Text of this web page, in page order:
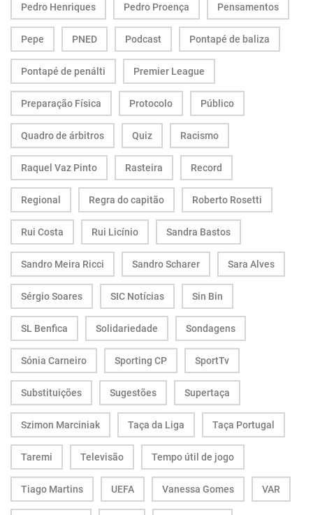
Pedro Henriques Pedro Proença Pensamentos
Pepe PNED Podcast Pontapé de baliza
Pontapé de penálti Premier League
Preparação Física Protocolo Público
Quadro de árbitros Quiz Racismo
Raquel Vaz Pinto Rasteira Record
Regional Regra do capitão Roberto Rosetti
Rui Costa Rui Licínio Sandra Bastos
Sandro Meira Ricci Sandro Scharer Sara Alves
Sérgio Soares SIC Notícias Sin Bin
SL Benfica Solidariedade Sondagens
Sónia Carneiro Sporting CP SportTv
Substituições Sugestões Supertaça
Szimon Marciniak Taça da Liga Taça Portugal
Taremi Televisão Tempo útil de jogo
Tiago Martins UEFA Vanessa Gomes VAR